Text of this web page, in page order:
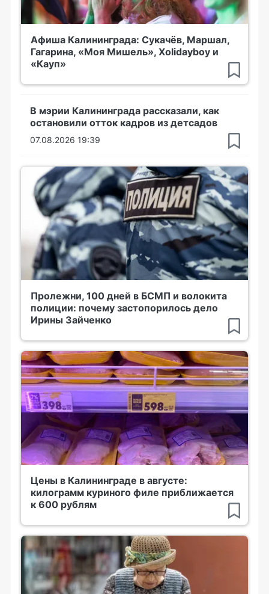
Афиша Калининграда: Сукачёв, Маршал,
Гагарина, «Моя Мишель», Xolidayboy и
«Кауп»
В мэрии Калининграда рассказали, как
остановили отток кадров из детсадов
07.08.2026 19:39
Пролежни, 100 дней в БСМП и волокита
полиции: почему застопорилось дело
Ирины Зайченко
Цены в Калининграде в августе:
килограмм куриного филе приближается
к 600 рублям